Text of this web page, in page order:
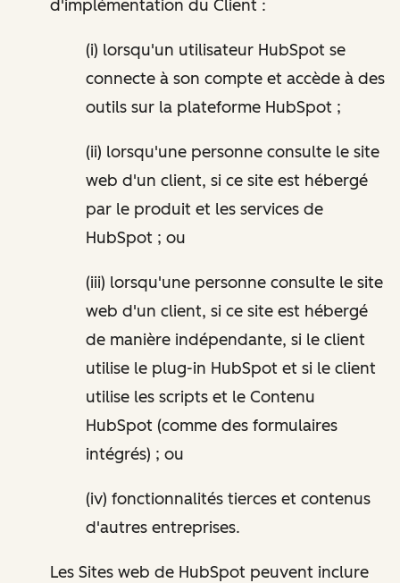
d'implémentation du Client :
(i) lorsqu'un utilisateur HubSpot se
connecte à son compte et accède à des
outils sur la plateforme HubSpot ;
(ii) lorsqu'une personne consulte le site
web d'un client, si ce site est hébergé
par le produit et les services de
HubSpot ; ou
(iii) lorsqu'une personne consulte le site
web d'un client, si ce site est hébergé
de manière indépendante, si le client
utilise le plug-in HubSpot et si le client
utilise les scripts et le Contenu
HubSpot (comme des formulaires
intégrés) ; ou
(iv) fonctionnalités tierces et contenus
d'autres entreprises.
Les Sites web de HubSpot peuvent inclure